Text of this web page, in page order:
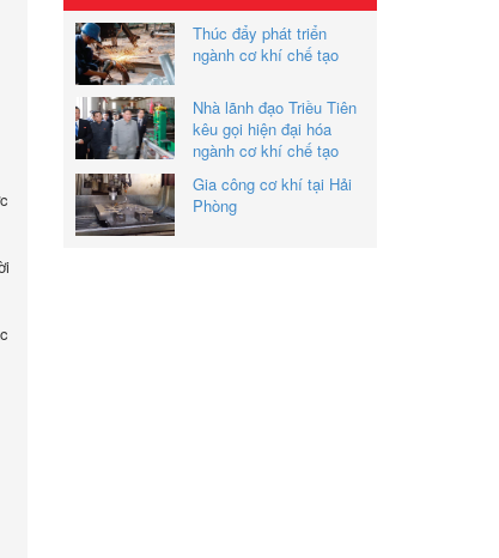
Thúc đẩy phát triển
ngành cơ khí chế tạo
Nhà lãnh đạo Triều Tiên
kêu gọi hiện đại hóa
ngành cơ khí chế tạo
Gia công cơ khí tại Hải
Phòng